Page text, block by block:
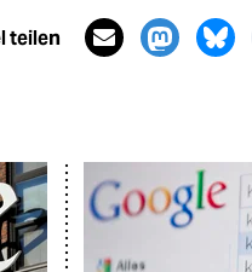
teilen